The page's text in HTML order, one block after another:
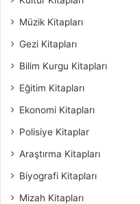
Müzik Kitapları
Gezi Kitapları
Bilim Kurgu Kitapları
Eğitim Kitapları
Ekonomi Kitapları
Polisiye Kitaplar
Araştırma Kitapları
Biyografi Kitapları
Mizah Kitapları